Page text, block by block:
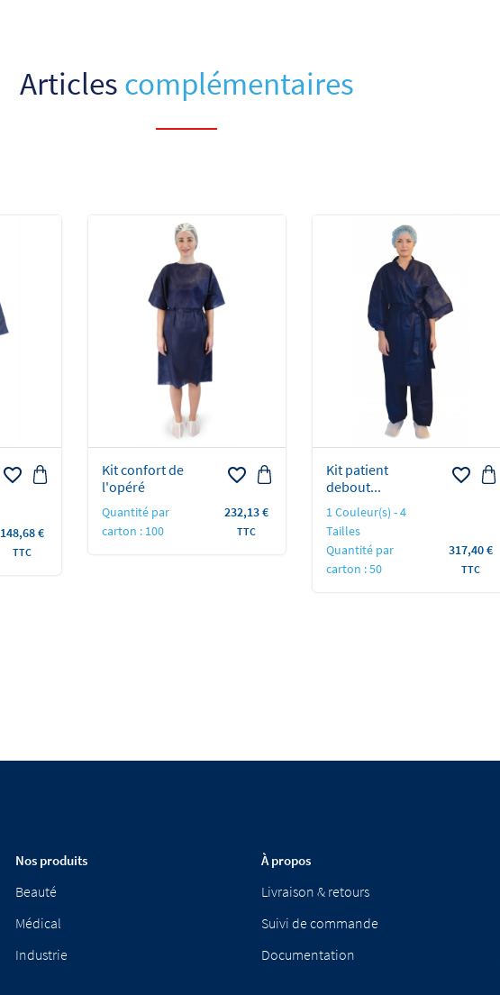
Articles complémentaires
favorite_border
Prix
148,68 €
TTC
Kit confort de
l'opéré
Quantité par
carton : 100
favorite_border
Prix
232,13 €
TTC
Kit patient
debout...
1 Couleur(s) - 4
Tailles
Quantité par
carton : 50
favorite_border
Prix
317,40 €
TTC
Nos produits
Beauté
Médical
Industrie
À propos
Livraison & retours
Suivi de commande
Documentation